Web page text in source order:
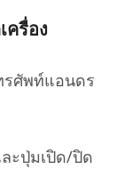
ครื่อง
รศัพท์แอนดร
ะปุ่มเปิด/ปิด